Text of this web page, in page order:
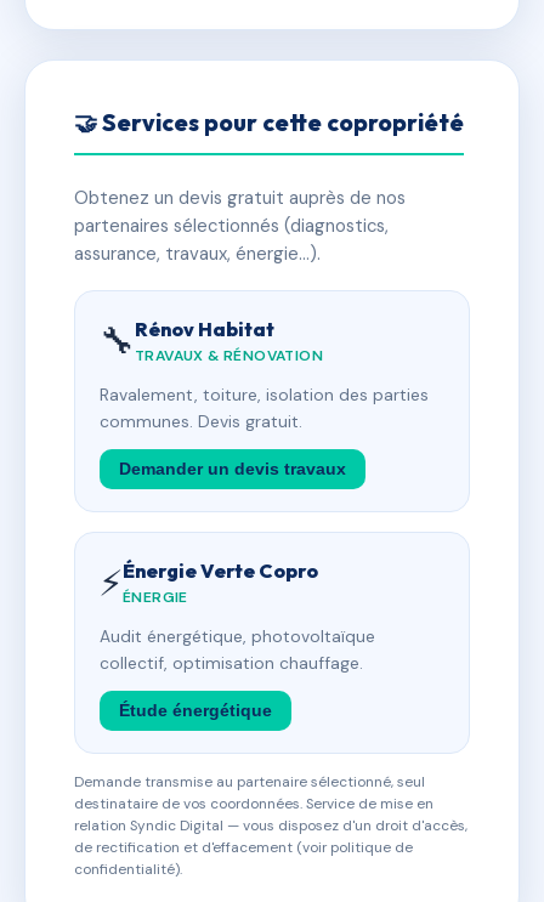
🤝 Services pour cette copropriété
Obtenez un devis gratuit auprès de nos
partenaires sélectionnés (diagnostics,
assurance, travaux, énergie…).
🔧 Rénov Habitat
TRAVAUX & RÉNOVATION
Ravalement, toiture, isolation des parties
communes. Devis gratuit.
Demander un devis travaux
⚡Énergie Verte Copro
ÉNERGIE
Audit énergétique, photovoltaïque
collectif, optimisation chauffage.
Étude énergétique
Demande transmise au partenaire sélectionné, seul
destinataire de vos coordonnées. Service de mise en
relation Syndic Digital — vous disposez d'un droit d'accès,
de rectification et d'effacement (voir politique de
confidentialité).